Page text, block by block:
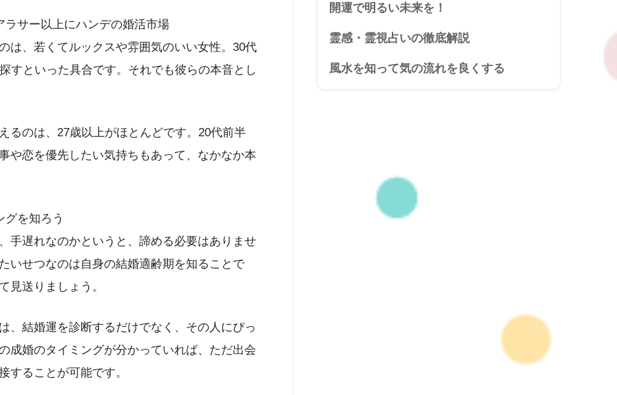
サー以上にハンデの婚活市場
は、若くてルックスや雰囲気のいい女性。30代
すといった具合です。それでも彼らの本音とし
るのは、27歳以上がほとんどです。20代前半
や恋を優先したい気持ちもあって、なかなか本
を知ろう
手遅れなのかというと、諦める必要はありませ
いせつなのは自身の結婚適齢期を知ることで
見送りましょう。
、結婚運を診断するだけでなく、その人にぴっ
成婚のタイミングが分かっていれば、ただ出会
することが可能です。
開運で明るい未来を！
霊感・霊視占いの徹底解説
風水を知って気の流れを良くする